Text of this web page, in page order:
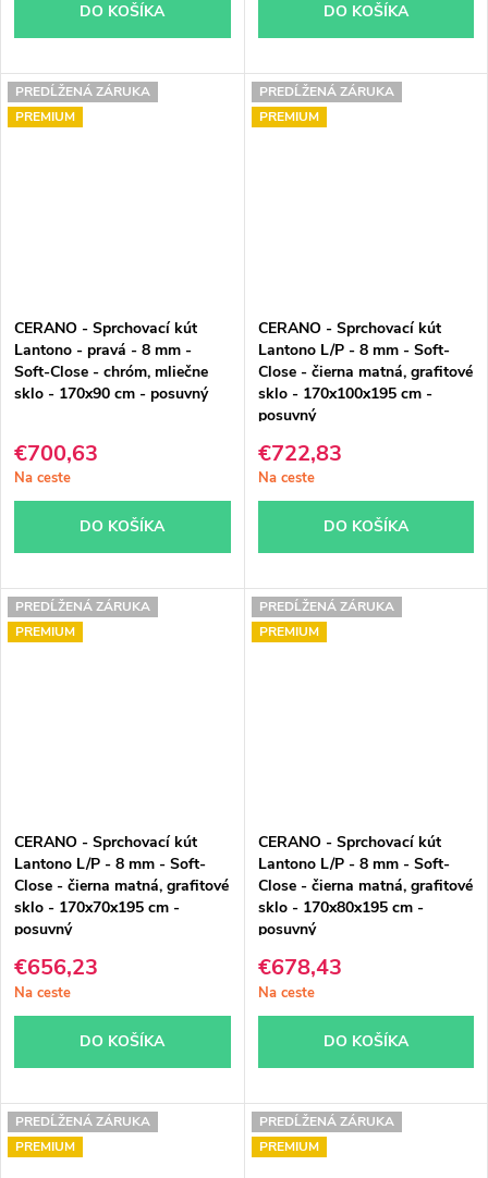
DO KOŠÍKA DO KOŠÍKA
PREDĹŽENÁ ZÁRUKA
PREMIUM
CERANO - Sprchovací kút
Lantono - pravá - 8 mm -
Soft-Close - chróm, mliečne
sklo - 170x90 cm - posuvný
€700,63
Na ceste
DO KOŠÍKA
PREDĹŽENÁ ZÁRUKA
PREMIUM
CERANO - Sprchovací kút
Lantono L/P - 8 mm - Soft-
Close - čierna matná, grafitové
sklo - 170x100x195 cm -
posuvný
€722,83
Na ceste
DO KOŠÍKA
PREDĹŽENÁ ZÁRUKA
PREMIUM
CERANO - Sprchovací kút
Lantono L/P - 8 mm - Soft-
Close - čierna matná, grafitové
sklo - 170x70x195 cm -
posuvný
€656,23
Na ceste
DO KOŠÍKA
PREDĹŽENÁ ZÁRUKA
PREMIUM
CERANO - Sprchovací kút
Lantono L/P - 8 mm - Soft-
Close - čierna matná, grafitové
sklo - 170x80x195 cm -
posuvný
€678,43
Na ceste
DO KOŠÍKA
PREDĹŽENÁ ZÁRUKA
PREMIUM
PREDĹŽENÁ ZÁRUKA
PREMIUM